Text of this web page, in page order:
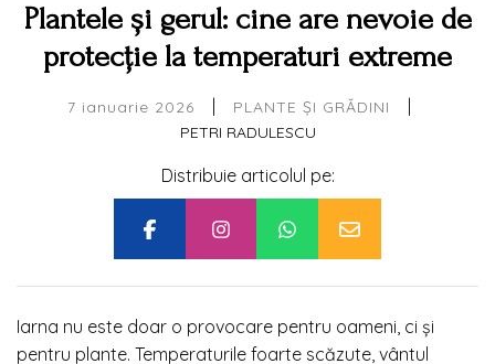
Plantele și gerul: cine are nevoie de
protecție la temperaturi extreme
7 ianuarie 2026 PLANTE ȘI GRĂDINI
PETRI RADULESCU
Distribuie articolul pe:
Iarna nu este doar o provocare pentru oameni, ci și
pentru plante. Temperaturile foarte scăzute, vântul